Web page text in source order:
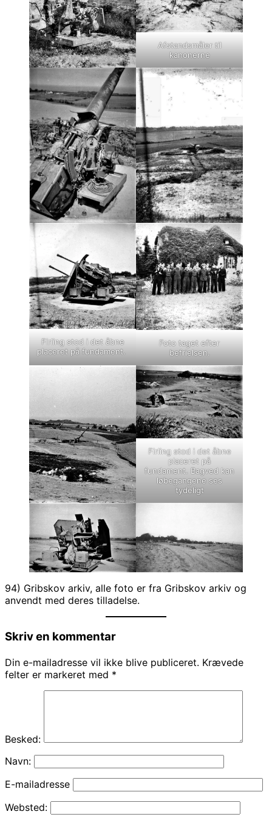
Afstandsmåler til
kanonerne
Firling stod i det åbne
placeret på fundament.
Foto taget efter
befrielsen.
Firling stod i det åbne
placeret på
fundament. Bagved kan
løbegangene ses
tydeligt
94) Gribskov arkiv, alle foto er fra Gribskov arkiv og
anvendt med deres tilladelse.
Skriv en kommentar
Din e-mailadresse vil ikke blive publiceret. Krævede
felter er markeret med *
Besked:
Navn:
E-mailadresse
Websted: